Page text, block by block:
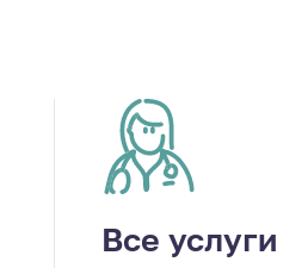
Все услуги